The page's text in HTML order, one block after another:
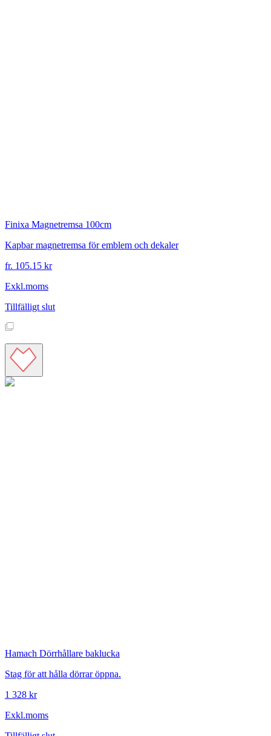
Finixa Magnetremsa 100cm
Kapbar magnetremsa för emblem och dekaler
fr. 105.15 kr
Exkl.moms
Tillfälligt slut
Hamach Dörrhållare baklucka
Stag för att hålla dörrar öppna.
1 328 kr
Exkl.moms